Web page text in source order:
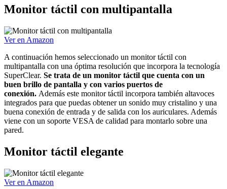
Monitor táctil con multipantalla
Ver en Amazon
A continuación hemos seleccionado un monitor táctil con
multipantalla con una óptima resolución que incorpora la tecnología
SuperClear. Se trata de un monitor táctil que cuenta con un
buen brillo de pantalla y con varios puertos de
conexión. Además este monitor táctil incorpora también altavoces
integrados para que puedas obtener un sonido muy cristalino y una
buena conexión de entrada y de salida con los auriculares. Además
viene con un soporte VESA de calidad para montarlo sobre una
pared.
Monitor táctil elegante
Ver en Amazon